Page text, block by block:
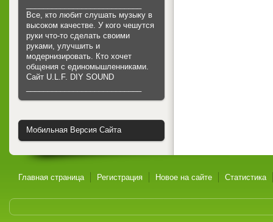
Все, кто любит слушать музыку в
высоком качестве. У кого чешутся
руки что-то сделать своими
руками, улучшить и
модернизировать. Кто хочет
общения с единомышленниками.
Cайт U.L.F. DIY SOUND
Мобильная Версия Сайта
Главная страница Регистрация Новое на сайте Статистика